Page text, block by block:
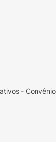
- Convênio